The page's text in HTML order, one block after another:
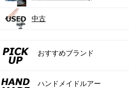
中古
おすすめブランド
ハンドメイドルアー